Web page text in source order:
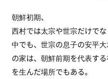
朝鮮初期、
西村では太宗や世宗だけで
中でも、世宗の息子の安平大
の家は、朝鮮前期を代表す
を生んだ場所でもある。